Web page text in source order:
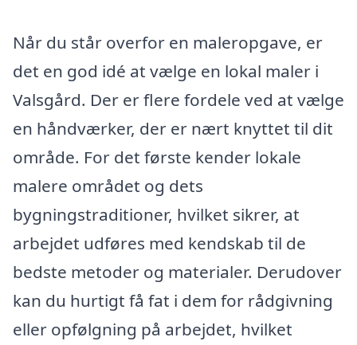
Når du står overfor en maleropgave, er
det en god idé at vælge en lokal maler i
Valsgård. Der er flere fordele ved at vælge
en håndværker, der er nært knyttet til dit
område. For det første kender lokale
malere området og dets
bygningstraditioner, hvilket sikrer, at
arbejdet udføres med kendskab til de
bedste metoder og materialer. Derudover
kan du hurtigt få fat i dem for rådgivning
eller opfølgning på arbejdet, hvilket